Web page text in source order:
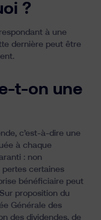
?
à une
dernière peut être
t-on une
c’est-à-dire une
à chaque
: non
pertes certaines
bénéficiaire peut
proposition du
Générale des
des dividendes, de